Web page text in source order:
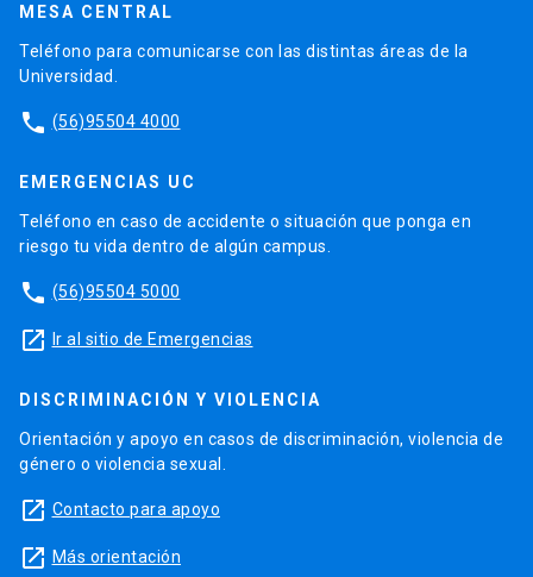
MESA CENTRAL
Teléfono para comunicarse con las distintas áreas de la
Universidad.
phone (56)95504 4000
EMERGENCIAS UC
Teléfono en caso de accidente o situación que ponga en
riesgo tu vida dentro de algún campus.
phone (56)95504 5000
launch Ir al sitio de Emergencias
DISCRIMINACIÓN Y VIOLENCIA
Orientación y apoyo en casos de discriminación, violencia de
género o violencia sexual.
launch Contacto para apoyo
launch Más orientación